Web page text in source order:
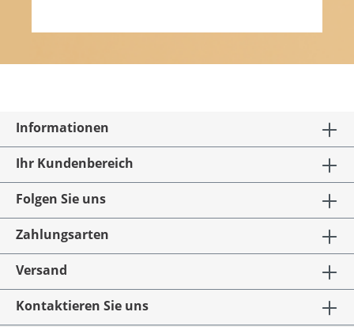
Informationen
Ihr Kundenbereich
Folgen Sie uns
Zahlungsarten
Versand
Kontaktieren Sie uns